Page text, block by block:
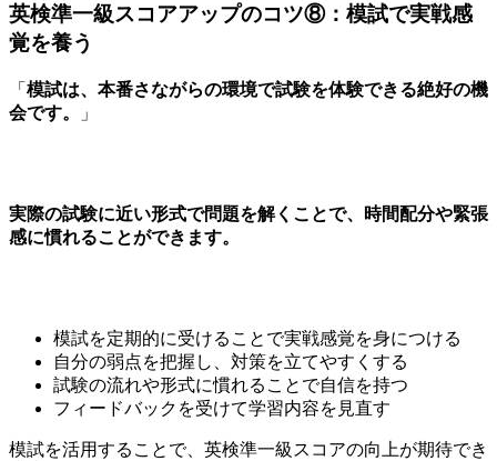
英検準一級スコアアップのコツ⑧：模試で実戦感
覚を養う
「 模試は、本番さながらの環境で試験を体験できる絶好の機
会です。
」
実際の試験に近い形式で問題を解くことで、時間配分や緊張
感に慣れることができます。
模試を定期的に受けることで実戦感覚を身につける
自分の弱点を把握し、対策を立てやすくする
試験の流れや形式に慣れることで自信を持つ
フィードバックを受けて学習内容を見直す
模試を活用することで、英検準一級スコアの向上が期待でき